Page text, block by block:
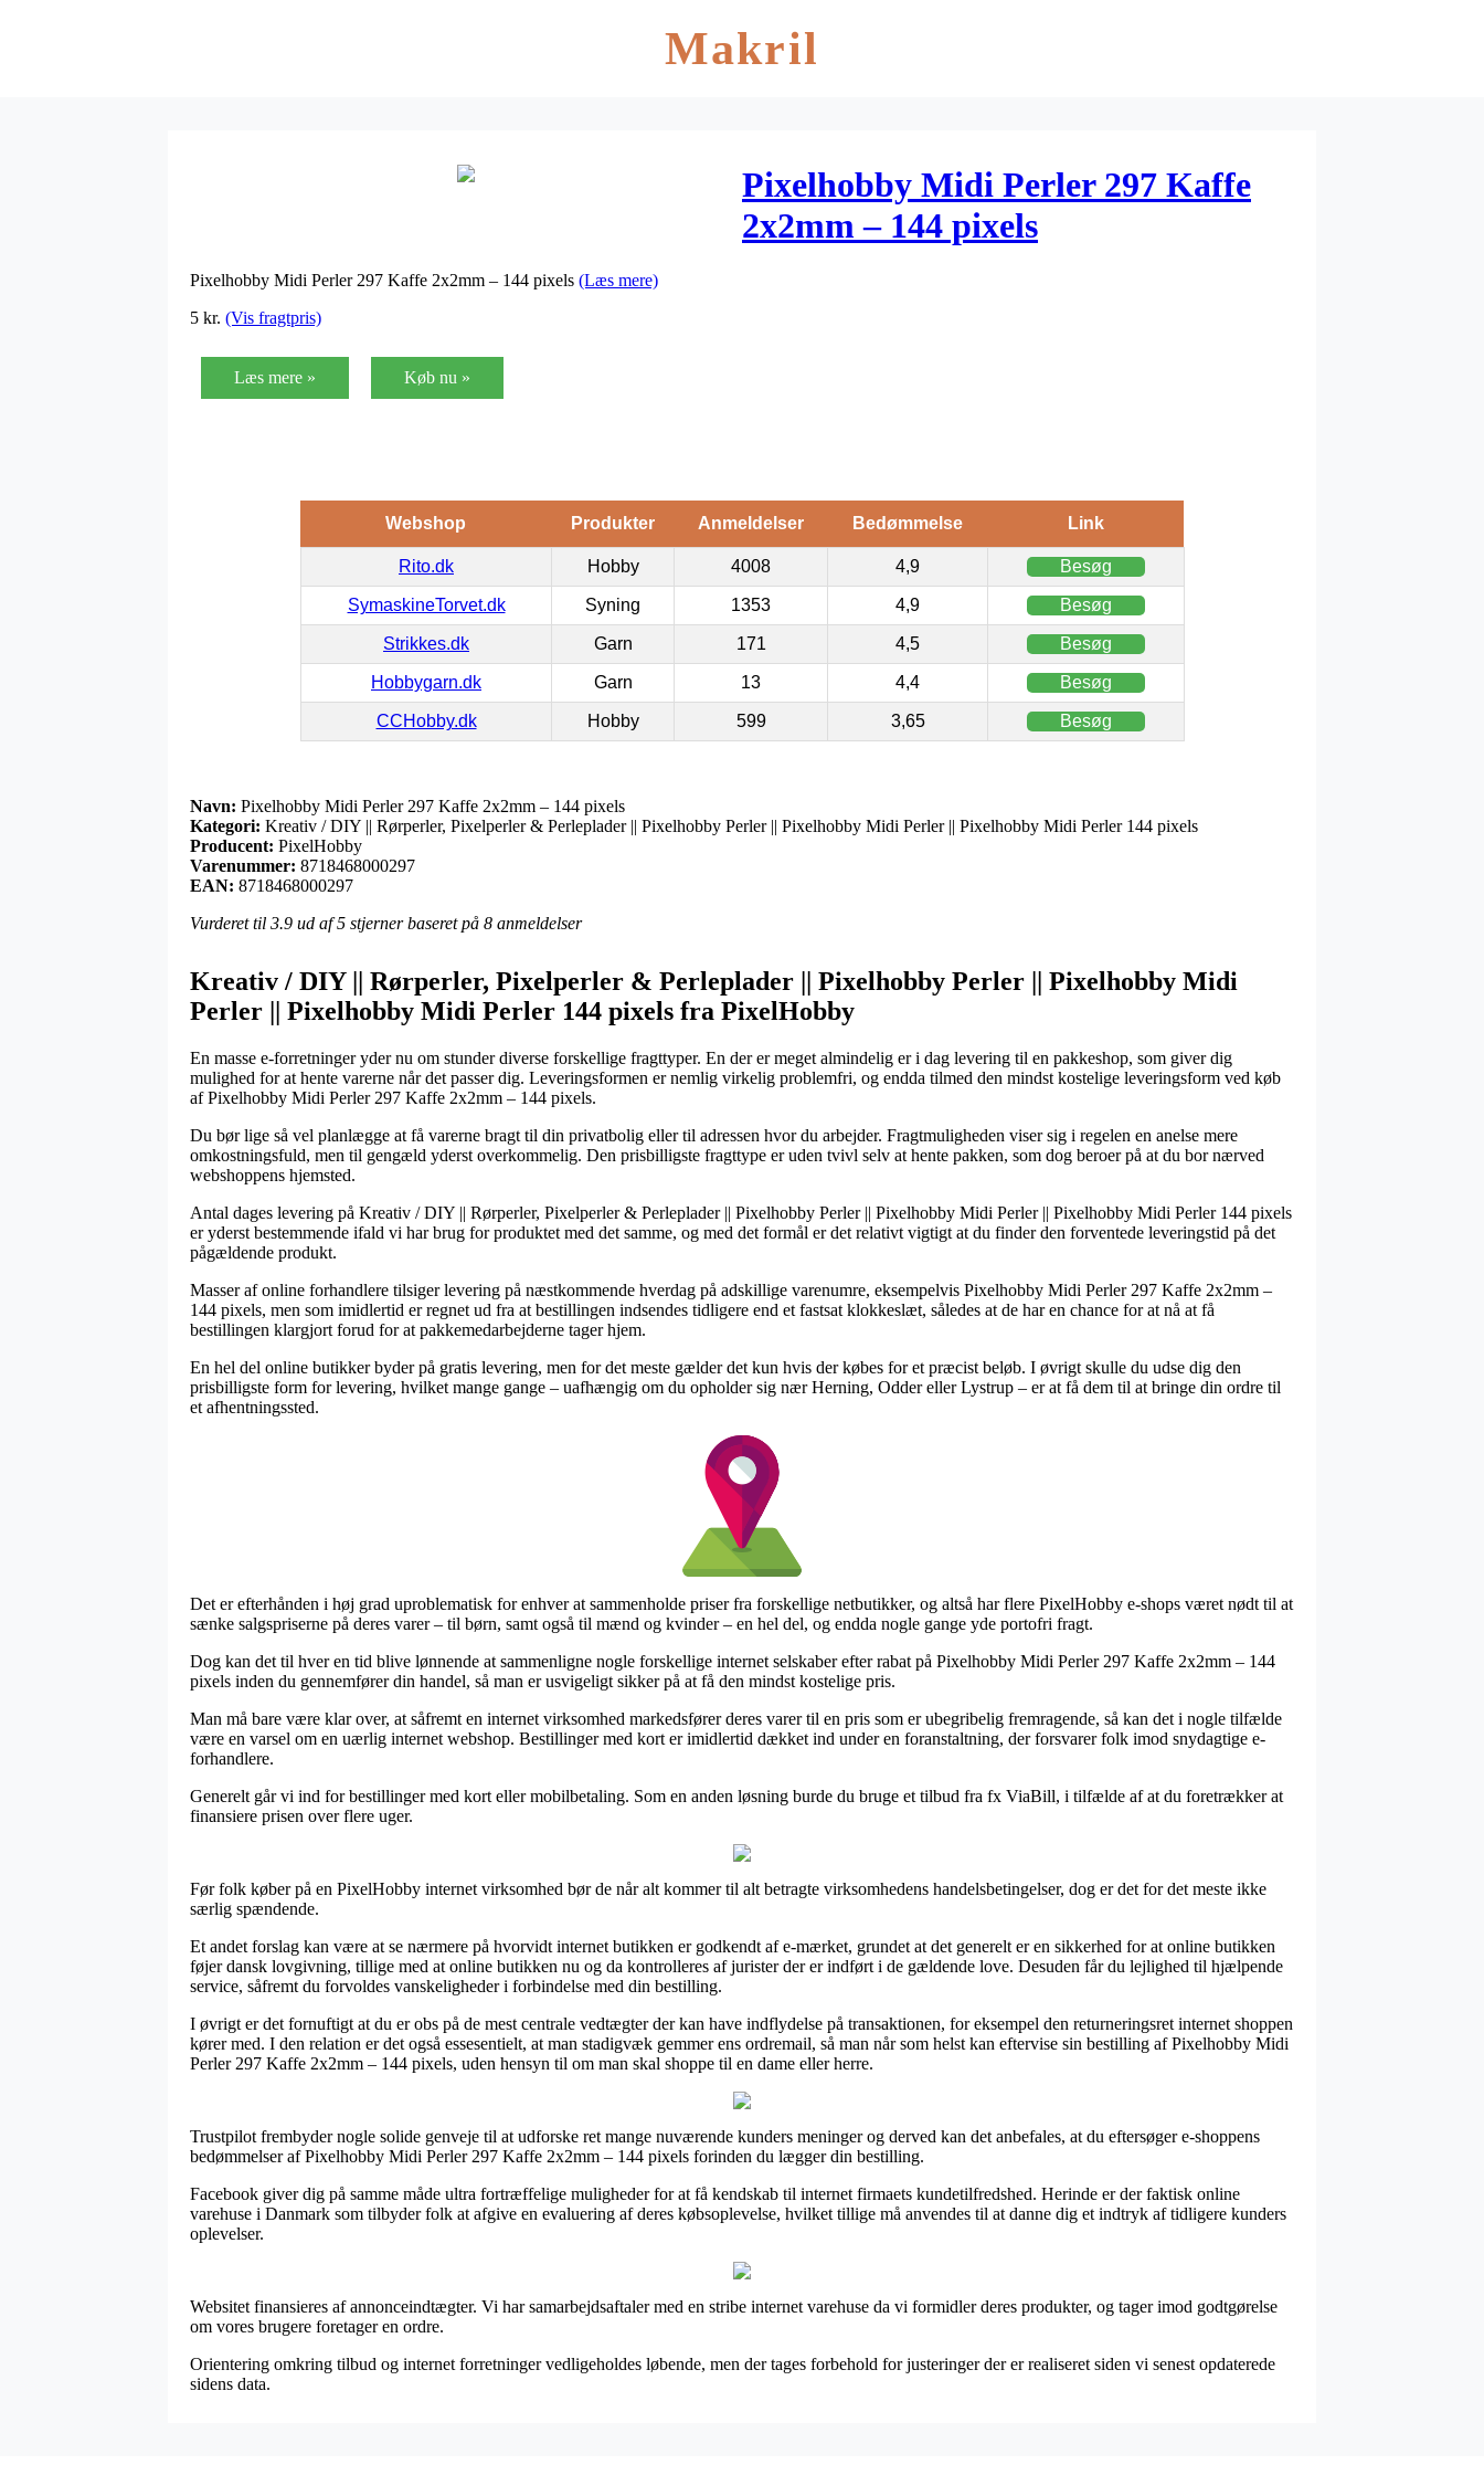
Makril
Pixelhobby Midi Perler 297 Kaffe
2x2mm – 144 pixels
Pixelhobby Midi Perler 297 Kaffe 2x2mm – 144 pixels (Læs mere)
5 kr. (Vis fragtpris)
Læs mere » Køb nu »
Webshop Produkter Anmeldelser Bedømmelse Link
Rito.dk Hobby 4008 4,9 Besøg
SymaskineTorvet.dk Syning 1353 4,9 Besøg
Strikkes.dk Garn 171 4,5 Besøg
Hobbygarn.dk Garn 13 4,4 Besøg
CCHobby.dk Hobby 599 3,65 Besøg
Navn: Pixelhobby Midi Perler 297 Kaffe 2x2mm – 144 pixels
Kategori: Kreativ / DIY || Rørperler, Pixelperler & Perleplader || Pixelhobby Perler || Pixelhobby Midi Perler || Pixelhobby Midi Perler 144 pixels
Producent: PixelHobby
Varenummer: 8718468000297
EAN: 8718468000297
Vurderet til 3.9 ud af 5 stjerner baseret på 8 anmeldelser
Kreativ / DIY || Rørperler, Pixelperler & Perleplader || Pixelhobby Perler || Pixelhobby Midi
Perler || Pixelhobby Midi Perler 144 pixels fra PixelHobby
En masse e-forretninger yder nu om stunder diverse forskellige fragttyper. En der er meget almindelig er i dag levering til en pakkeshop, som giver dig
mulighed for at hente varerne når det passer dig. Leveringsformen er nemlig virkelig problemfri, og endda tilmed den mindst kostelige leveringsform ved køb
af Pixelhobby Midi Perler 297 Kaffe 2x2mm – 144 pixels.
Du bør lige så vel planlægge at få varerne bragt til din privatbolig eller til adressen hvor du arbejder. Fragtmuligheden viser sig i regelen en anelse mere
omkostningsfuld, men til gengæld yderst overkommelig. Den prisbilligste fragttype er uden tvivl selv at hente pakken, som dog beroer på at du bor nærved
webshoppens hjemsted.
Antal dages levering på Kreativ / DIY || Rørperler, Pixelperler & Perleplader || Pixelhobby Perler || Pixelhobby Midi Perler || Pixelhobby Midi Perler 144 pixels
er yderst bestemmende ifald vi har brug for produktet med det samme, og med det formål er det relativt vigtigt at du finder den forventede leveringstid på det
pågældende produkt.
Masser af online forhandlere tilsiger levering på næstkommende hverdag på adskillige varenumre, eksempelvis Pixelhobby Midi Perler 297 Kaffe 2x2mm –
144 pixels, men som imidlertid er regnet ud fra at bestillingen indsendes tidligere end et fastsat klokkeslæt, således at de har en chance for at nå at få
bestillingen klargjort forud for at pakkemedarbejderne tager hjem.
En hel del online butikker byder på gratis levering, men for det meste gælder det kun hvis der købes for et præcist beløb. I øvrigt skulle du udse dig den
prisbilligste form for levering, hvilket mange gange – uafhængig om du opholder sig nær Herning, Odder eller Lystrup – er at få dem til at bringe din ordre til
et afhentningssted.
Det er efterhånden i høj grad uproblematisk for enhver at sammenholde priser fra forskellige netbutikker, og altså har flere PixelHobby e-shops været nødt til at
sænke salgspriserne på deres varer – til børn, samt også til mænd og kvinder – en hel del, og endda nogle gange yde portofri fragt.
Dog kan det til hver en tid blive lønnende at sammenligne nogle forskellige internet selskaber efter rabat på Pixelhobby Midi Perler 297 Kaffe 2x2mm – 144
pixels inden du gennemfører din handel, så man er usvigeligt sikker på at få den mindst kostelige pris.
Man må bare være klar over, at såfremt en internet virksomhed markedsfører deres varer til en pris som er ubegribelig fremragende, så kan det i nogle tilfælde
være en varsel om en uærlig internet webshop. Bestillinger med kort er imidlertid dækket ind under en foranstaltning, der forsvarer folk imod snydagtige e-
forhandlere.
Generelt går vi ind for bestillinger med kort eller mobilbetaling. Som en anden løsning burde du bruge et tilbud fra fx ViaBill, i tilfælde af at du foretrækker at
finansiere prisen over flere uger.
Før folk køber på en PixelHobby internet virksomhed bør de når alt kommer til alt betragte virksomhedens handelsbetingelser, dog er det for det meste ikke
særlig spændende.
Et andet forslag kan være at se nærmere på hvorvidt internet butikken er godkendt af e-mærket, grundet at det generelt er en sikkerhed for at online butikken
føjer dansk lovgivning, tillige med at online butikken nu og da kontrolleres af jurister der er indført i de gældende love. Desuden får du lejlighed til hjælpende
service, såfremt du forvoldes vanskeligheder i forbindelse med din bestilling.
I øvrigt er det fornuftigt at du er obs på de mest centrale vedtægter der kan have indflydelse på transaktionen, for eksempel den returneringsret internet shoppen
kører med. I den relation er det også essesentielt, at man stadigvæk gemmer ens ordremail, så man når som helst kan eftervise sin bestilling af Pixelhobby Midi
Perler 297 Kaffe 2x2mm – 144 pixels, uden hensyn til om man skal shoppe til en dame eller herre.
Trustpilot frembyder nogle solide genveje til at udforske ret mange nuværende kunders meninger og derved kan det anbefales, at du eftersøger e-shoppens
bedømmelser af Pixelhobby Midi Perler 297 Kaffe 2x2mm – 144 pixels forinden du lægger din bestilling.
Facebook giver dig på samme måde ultra fortræffelige muligheder for at få kendskab til internet firmaets kundetilfredshed. Herinde er der faktisk online
varehuse i Danmark som tilbyder folk at afgive en evaluering af deres købsoplevelse, hvilket tillige må anvendes til at danne dig et indtryk af tidligere kunders
oplevelser.
Websitet finansieres af annonceindtægter. Vi har samarbejdsaftaler med en stribe internet varehuse da vi formidler deres produkter, og tager imod godtgørelse
om vores brugere foretager en ordre.
Orientering omkring tilbud og internet forretninger vedligeholdes løbende, men der tages forbehold for justeringer der er realiseret siden vi senest opdaterede
sidens data.